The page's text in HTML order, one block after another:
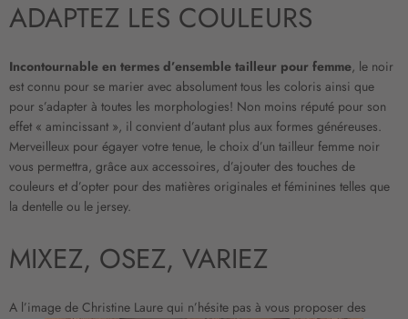
ADAPTEZ LES COULEURS
Incontournable en termes d’ensemble tailleur pour femme, le noir
est connu pour se marier avec absolument tous les coloris ainsi que
pour s’adapter à toutes les morphologies! Non moins réputé pour son
effet « amincissant », il convient d’autant plus aux formes généreuses.
Merveilleux pour égayer votre tenue, le choix d’un tailleur femme noir
vous permettra, grâce aux accessoires, d’ajouter des touches de
couleurs et d’opter pour des matières originales et féminines telles que
la dentelle ou le jersey.
MIXEZ, OSEZ, VARIEZ
A l’image de Christine Laure qui n’hésite pas à vous proposer des